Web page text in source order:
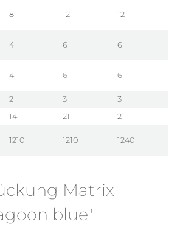
8 12 12
4 6 6
4 6 6
2 3 3
14 21 21
1210 1210 1240
Matrix
blue"